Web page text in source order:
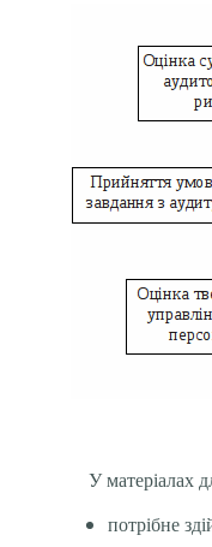
У матеріалах
потрібне